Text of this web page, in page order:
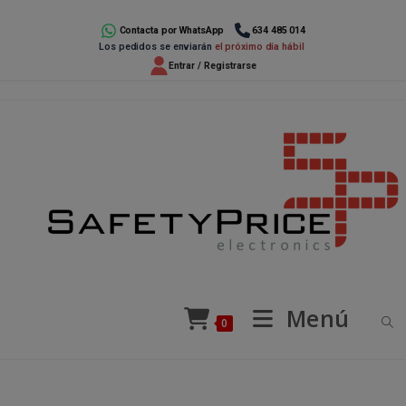
Contacta por WhatsApp
634 485 014
Los pedidos se enviarán el próximo día hábil
Entrar / Registrarse
0 Menú